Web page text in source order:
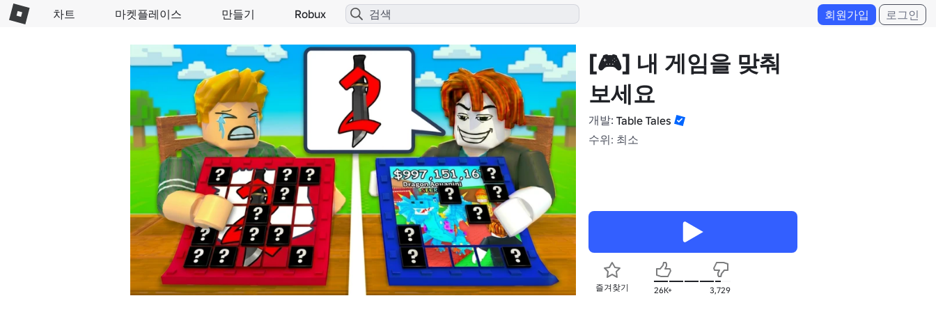
차트 마켓플레이스 만들기 Robux 회원가입 로그인
[🎮] 내 게임을 맞춰
보세요
개발: Table Tales
수위: 최소
즐겨찾기 26K+ 3,729